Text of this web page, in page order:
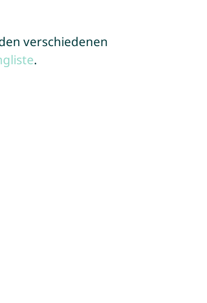
verschiedenen
.